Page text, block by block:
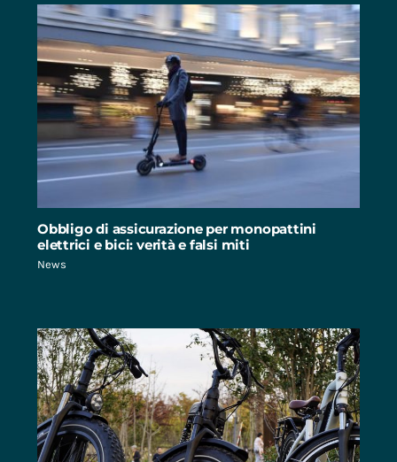
Obbligo di assicurazione per monopattini
elettrici e bici: verità e falsi miti
News